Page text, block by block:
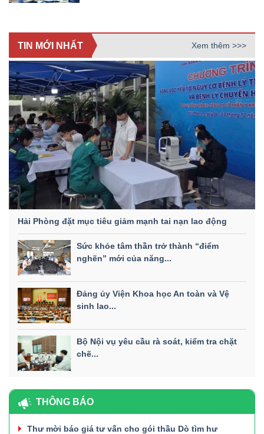
TIN MỚI NHẤT Xem thêm >>>
Hải Phòng đặt mục tiêu giảm mạnh tai nạn lao động
Sức khỏe tâm thần trở thành “điểm
nghẽn” mới của năng...
Đảng ủy Viện Khoa học An toàn và Vệ
sinh lao...
Bộ Nội vụ yêu cầu rà soát, kiểm tra chặt
chẽ...
THÔNG BÁO
Thư mời báo giá tư vấn cho gói thầu Dò tìm hư